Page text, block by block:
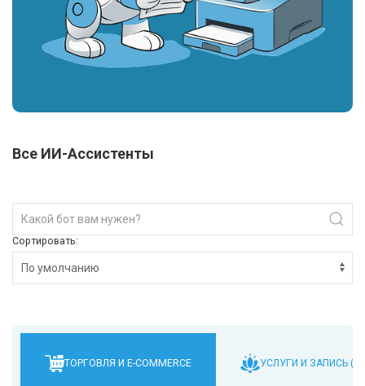
Все ИИ-Ассистенты
Сортировать:
ТОРГОВЛЯ И E-COMMERCE УСЛУГИ И ЗАПИСЬ